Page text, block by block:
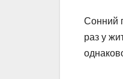
Сонний
раз у